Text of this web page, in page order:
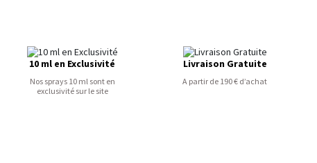
10 ml en Exclusivité
Nos sprays 10 ml sont en
exclusivité sur le site
Livraison Gratuite
A partir de 190 € d’achat